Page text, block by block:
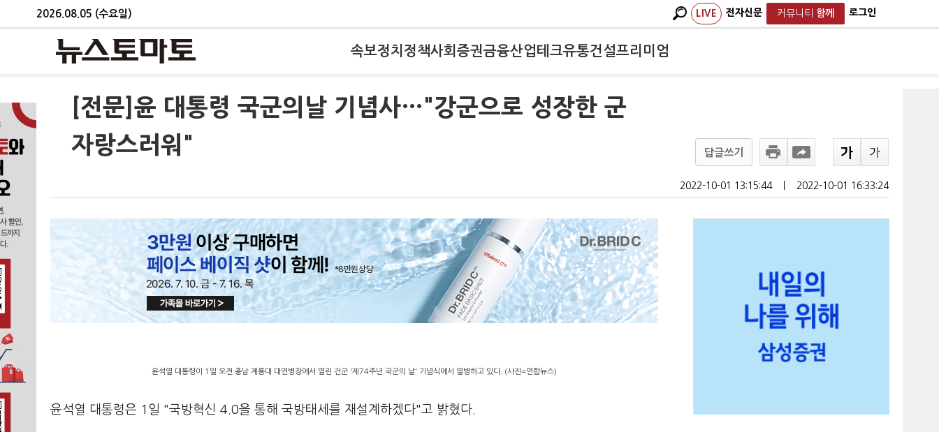
2026.08.05 (수요일) LIVE 전자신문 커뮤니티 함께 로그인
속보정치 정책사회 증권금융산업테크유통건설프리미엄
[전문]윤 대통령 국군의날 기념사…"강군으로 성장한 군
자랑스러워"
답글쓰기
2022-10-01 13:15:44 2022-10-01 16:33:24
윤석열 대통령이 1일 오전 충남 계룡대 대연병장에서 열린 건군 '제74주년 국군의 날' 기념식에서 열병하고 있다. (사진=연합뉴스)
윤석열 대통령은 1일 "국방혁신 4.0을 통해 국방태세를 재설계하겠다"고 밝혔다.